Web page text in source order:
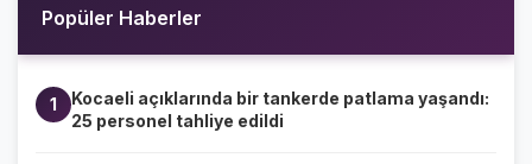
Popüler Haberler
1
Kocaeli açıklarında bir tankerde patlama yaşandı:
25 personel tahliye edildi